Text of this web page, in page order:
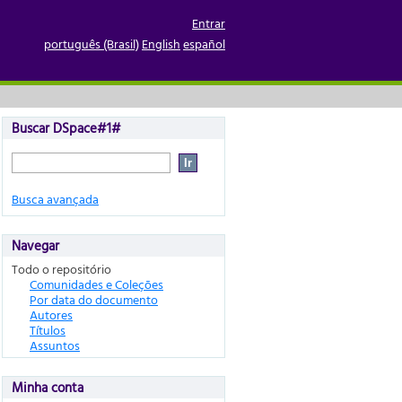
Entrar
português (Brasil)Englishespañol
Buscar DSpace#1#
Busca avançada
Navegar
Todo o repositório
Comunidades e Coleções
Por data do documento
Autores
Títulos
Assuntos
Minha conta